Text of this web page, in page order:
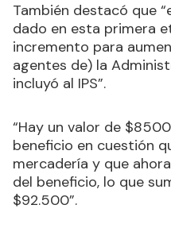
También destacó que
dado en esta primera
incremento para
agentes de) la
incluyó al IPS”.
“Hay un valor de
beneficio en cuestión
mercadería y que
del beneficio, lo que
$92.500”.